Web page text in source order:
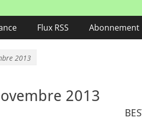
Flux RSS Abonnement
2013
2013